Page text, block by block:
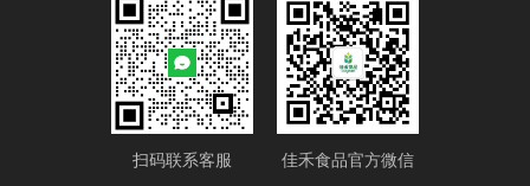
扫码联系客服 佳禾食品官方微信